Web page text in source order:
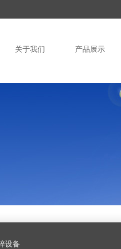
关于我们 产品展示
设备